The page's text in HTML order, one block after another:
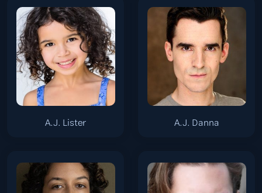
A.J. Danna
A.J. Lister